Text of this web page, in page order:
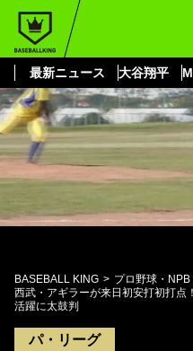
最新ニュース 大谷翔平
BASEBALL KING プロ野球・NPB
西武・アギラーが来日初安打初打
活躍に太鼓判
パ・リーグ